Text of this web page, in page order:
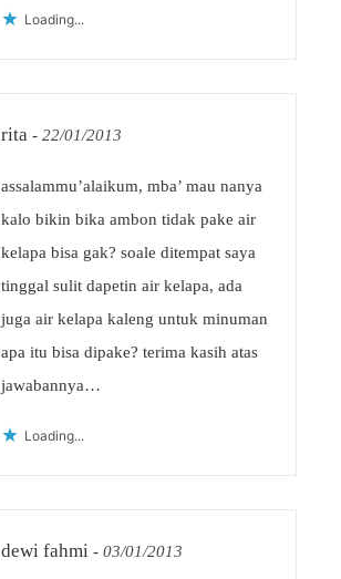
Loading...
rita - 22/01/2013
assalammu’alaikum, mba’ mau nanya
kalo bikin bika ambon tidak pake air
kelapa bisa gak? soale ditempat saya
tinggal sulit dapetin air kelapa, ada
juga air kelapa kaleng untuk minuman
apa itu bisa dipake? terima kasih atas
jawabannya…
Loading...
dewi fahmi - 03/01/2013